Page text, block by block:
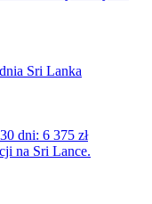
Sri Lanka
dni: 6 375 zł